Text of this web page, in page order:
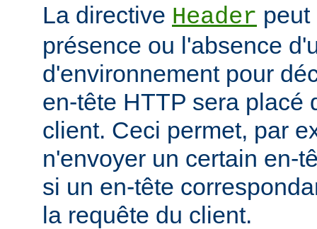
La directive Header peut
présence ou l'absence
d'environnement pour
en-tête HTTP sera placé
client. Ceci permet, par
n'envoyer un certain en-
si un en-tête
la requête du client.